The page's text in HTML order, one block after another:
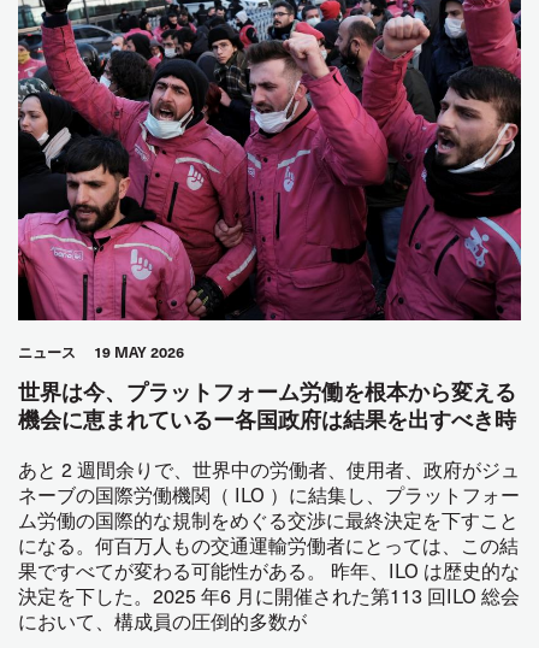
ニュース 19 MAY 2026
世界は今、プラットフォーム労働を根本から変える
機会に恵まれているー各国政府は結果を出すべき時
あと 2 週間余りで、世界中の労働者、使用者、政府がジュ
ネーブの国際労働機関（ ILO ）に結集し、プラットフォー
ム労働の国際的な規制をめぐる交渉に最終決定を下すこと
になる。何百万人もの交通運輸労働者にとっては、この結
果ですべてが変わる可能性がある。 昨年、ILO は歴史的な
決定を下した。2025 年6 月に開催された第113 回ILO 総会
において、構成員の圧倒的多数が